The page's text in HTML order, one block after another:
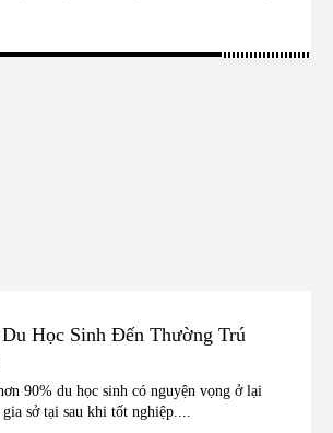
Học Sinh Đến Thường Trú
90% du học sinh có nguyện vọng ở lại
sở tại sau khi tốt nghiệp....